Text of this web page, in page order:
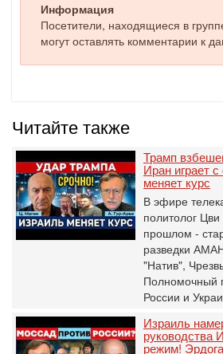
Информация
Посетители, находящиеся в
могут оставлять комментарии к
Читайте также
Трамп
Иран играет
меняет курс
В эфире
политолог
прошлом -
разведки
"Натив",
Полномочный
России и
Израиль
руководства
режим!